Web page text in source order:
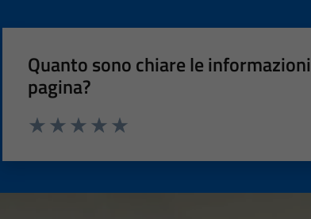
Quanto sono chiare le
pagina?